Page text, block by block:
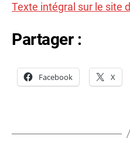
Texte intégral sur le site
Partager :
Facebook X
m
e